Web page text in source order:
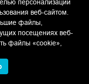
персонализации
веб-сайтом.
файлы,
посещениях веб-
файлы «cookie»,